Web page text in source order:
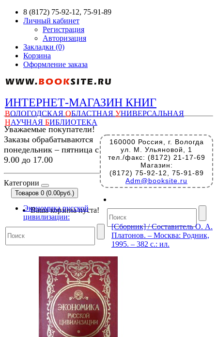
8 (8172) 75-92-12, 75-91-89
Личный кабинет
Регистрация
Авторизация
Закладки (0)
Корзина
Оформление заказа
ИНТЕРНЕТ-МАГАЗИН КНИГ
ВОЛОГОДСКАЯ ОБЛАСТНАЯ УНИВЕРСАЛЬНАЯ
НАУЧНАЯ БИБЛИОТЕКА
160000 Россия, г. Вологда
ул. М. Ульяновой, 1
тел./факс: (8172) 21-17-69
Магазин:
(8172) 75-92-12, 75-91-89
Adm@booksite.ru
Уважаемые покупатели!
Заказы обрабатываются
понедельник – пятница с
9.00 до 17.00
Категории
Товаров 0 (0.00руб.)
Ваша корзина пуста!
Экономика русской
цивилизации:
[Сборник] / Составитель О. А.
Платонов. – Москва: Родник,
1995. – 382 с.: ил.